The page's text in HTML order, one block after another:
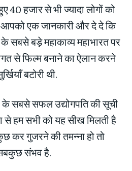
हजार से भी ज्यादा लोगों को
आपको एक जानकारी और दे दे कि
सबसे बड़े महाकाव्य महाभारत पर
से फिल्म बनाने का ऐलान करने
बटोरी थी.
सबसे सफल उद्योगपति की सूची
से हम सभी को यह सीख मिलती है
कर गुजरने की तमन्ना हो तो
संभव है.